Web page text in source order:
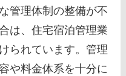
管理体制の整備が不
は、住宅宿泊管理業
られています。管理
や料金体系を十分に